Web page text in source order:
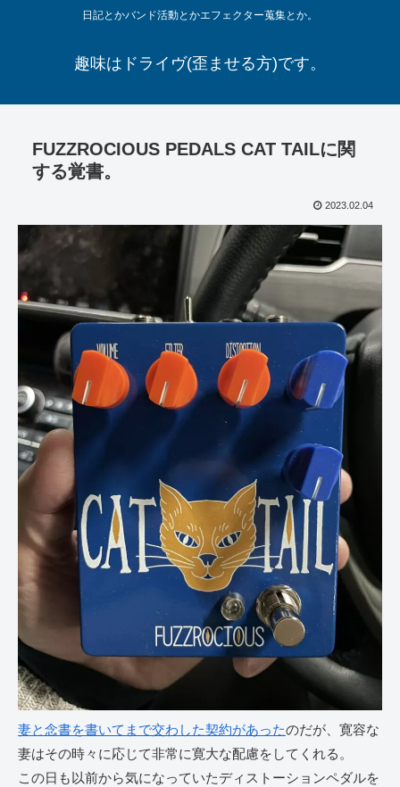
日記とかバンド活動とかエフェクター蒐集とか。
趣味はドライヴ(歪ませる方)です。
FUZZROCIOUS PEDALS CAT TAILに関
する覚書。
2023.02.04
妻と念書を書いてまで交わした契約があったのだが、寛容な
妻はその時々に応じて非常に寛大な配慮をしてくれる。
この日も以前から気になっていたディストーションペダルを